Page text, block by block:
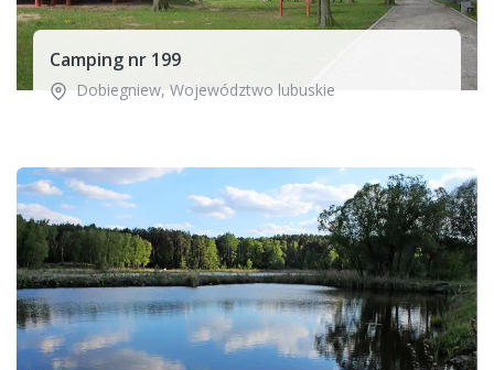
Camping nr 199
Dobiegniew, Województwo lubuskie